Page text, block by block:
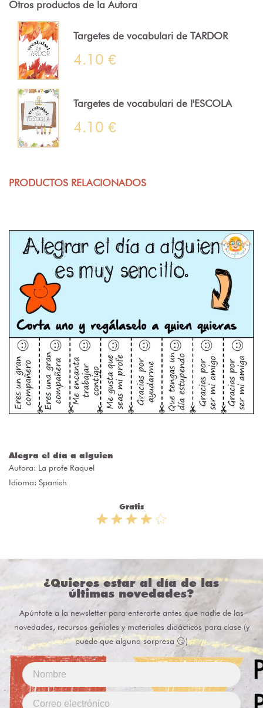
Otros productos de la Autora
Targetes de vocabulari de TARDOR
4.10 €
Targetes de vocabulari de l'ESCOLA
4.10 €
PRODUCTOS RELACIONADOS
Alegra el día a alguien
Autora: La profe Raquel
Idioma: Spanish
Gratis
¿Quieres estar al día de las
últimas novedades?
Apúntate a la newsletter para enterarte antes que nadie de las
novedades, recursos geniales y materiales didácticos para clase (y
puede que alguna sorpresa 😏)